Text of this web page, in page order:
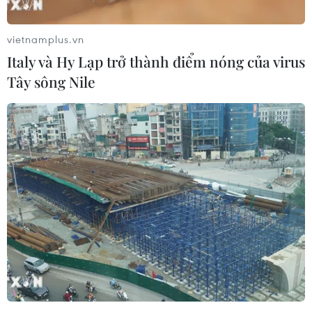
Người dân ở Dải Gaza chật vật tìm nước
sinh hoạt giữa xung đột
16/10/2023 12:26
Nhiều người dân ở Dải Gaza không được vệ sinh cá
nhân trong nhiều ngày khi Israel cắt nguồn cung nước,
điện và lương thực cho vùng lãnh thổ này sau khi bùng
phát xung đột với Lực lượng Hamas.
vietnamplus.vn
Italy và Hy Lạp trở thành điểm nóng của virus
Tây sông Nile